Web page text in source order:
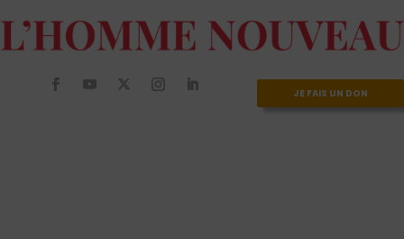
JE FAIS UN DON